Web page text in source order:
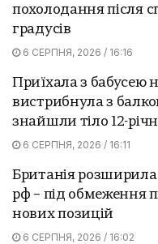
похолодання після
градусів
6 СЕРПНЯ, 2026 / 16:16
Приїхала з бабусею
вистрибнула з
знайшли тіло 12-
6 СЕРПНЯ, 2026 / 16:11
Британія розширила
рф – під обмеження
нових позицій
6 СЕРПНЯ, 2026 / 16:02